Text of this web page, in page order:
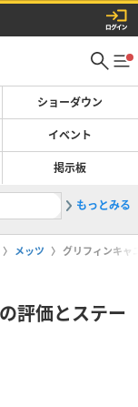
ショーダウン
イベント
掲示板
2ガチャ
もっとみる
メッツ グリフィンキャ
評価とステー